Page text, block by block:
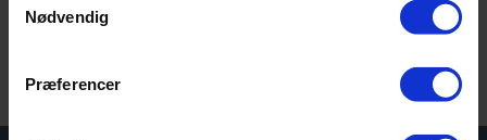
Nødvendig
Præferencer
Kontakt Janne